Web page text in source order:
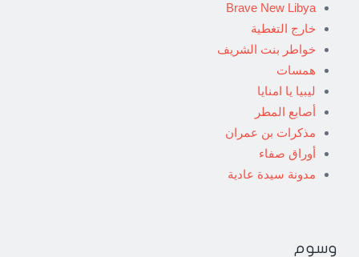
Brave New Libya
خارج التغطية
خواطر بنت الشريف
همسات
ليبيا يا امنايا
أصابع المطر
مذكرات بن عمران
أوراق صفاء
مدونة سيدة عادية
وسوم